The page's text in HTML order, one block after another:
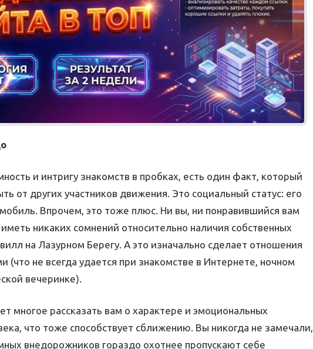
Реклама
и интригу знакомств в пробках, есть один факт, который
от других участников движения. Это социальный статус: его
Впрочем, это тоже плюс. Ни вы, ни понравившийся вам
никаких сомнений относительно наличия собственных
на Лазурном Берегу. А это изначально сделает отношения
(что не всегда удается при знакомстве в Интернете, ночном
вечеринке).
многое рассказать вам о характере и эмоциональных
что тоже способствует сближению. Вы никогда не замечали,
внедорожников гораздо охотнее пропускают себе